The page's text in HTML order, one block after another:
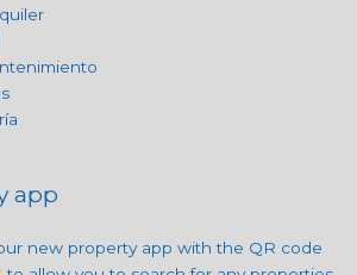
app
new property app with the QR code